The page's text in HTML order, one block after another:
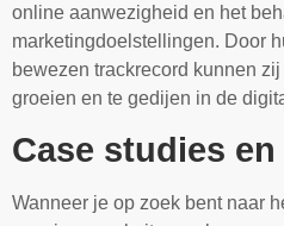
online aanwezigheid en het
marketingdoelstellingen. Door
bewezen trackrecord kunnen
groeien en te gedijen in de
Case studies
Wanneer je op zoek bent naar